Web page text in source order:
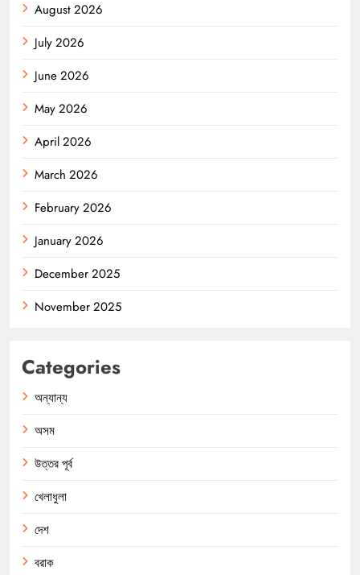
August 2026
July 2026
June 2026
May 2026
April 2026
March 2026
February 2026
January 2026
December 2025
November 2025
Categories
অন্যান্য
অসম
উত্তর পূর্ব
খেলাধুলা
দেশ
বরাক